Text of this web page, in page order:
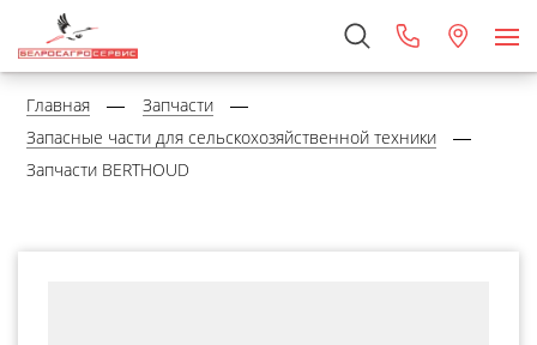
Главная
Запчасти
Запасные части для сельскохозяйственной техники
Запчасти BERTHOUD